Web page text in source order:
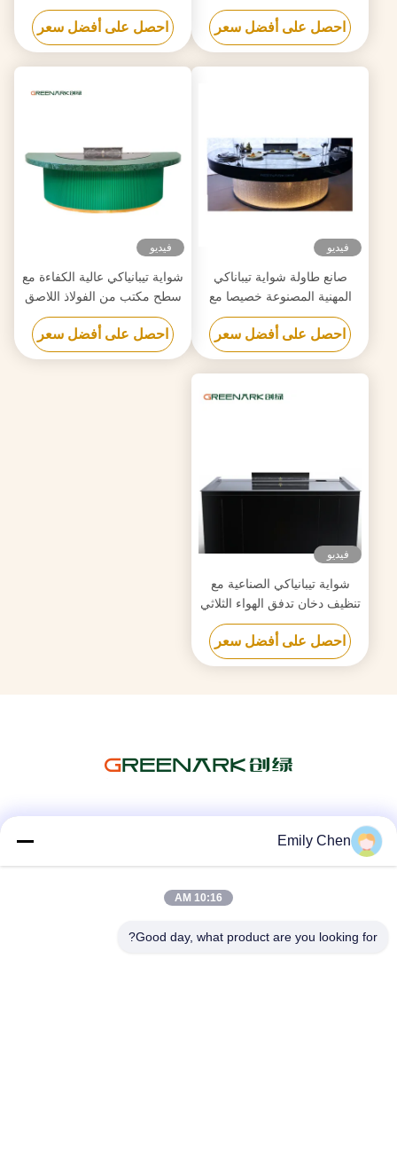
مخصصة لمتطلباتك
احصل على أفضل سعر
الصف الغذائي 20 مم وتسخين
ذكي
احصل على أفضل سعر
فيديو
صانع طاولة شواية تيباناكي
المهنية المصنوعة خصيصا مع
تصميم مجاني موثوق بها
احصل على أفضل سعر
فيديو
شواية تيبانياكي عالية الكفاءة مع
سطح مكتب من الفولاذ اللاصق
الصف الغذائي 20 مم وتسخين
ذكي
احصل على أفضل سعر
فيديو
شواية تيبانياكي الصناعية مع
تنظيف دخان تدفق الهواء الثلاثي
وتكنولوجيا مكافحة انسداد
احصل على أفضل سعر
Emily Chen
10:16 AM
Good day, what product are you looking for?